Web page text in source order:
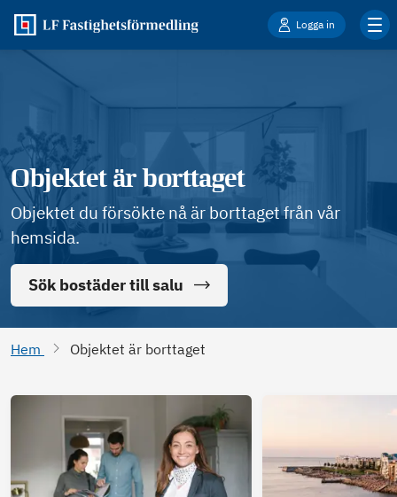
Logga in
Objektet är borttaget
Objektet du försökte nå är borttaget från vår
hemsida.
Sök bostäder till salu
Hem Objektet är borttaget